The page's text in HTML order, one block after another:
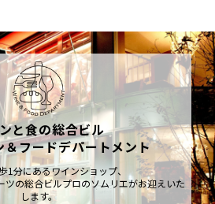
と食の総合ビル
＆フードデパートメント
1分にあるワインショップ、
ツの総合ビルプロのソムリエがお迎えいた
します。